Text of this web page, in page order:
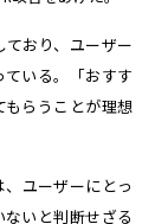
ており、ユーザー
いる。「おすす
らうことが理想
ユーザーにとっ
いと判断せざる